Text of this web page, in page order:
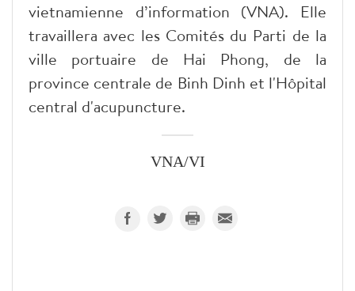
vietnamienne d’information (VNA). Elle
travaillera avec les Comités du Parti de la
ville portuaire de Hai Phong, de la
province centrale de Binh Dinh et l'Hôpital
central d'acupuncture.
VNA/VI